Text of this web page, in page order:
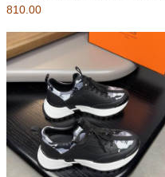
质 原单???休闲运
810.00